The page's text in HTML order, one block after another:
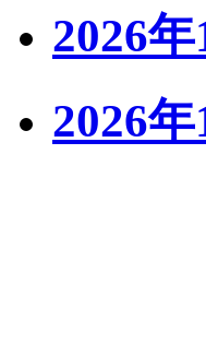
2026
2026